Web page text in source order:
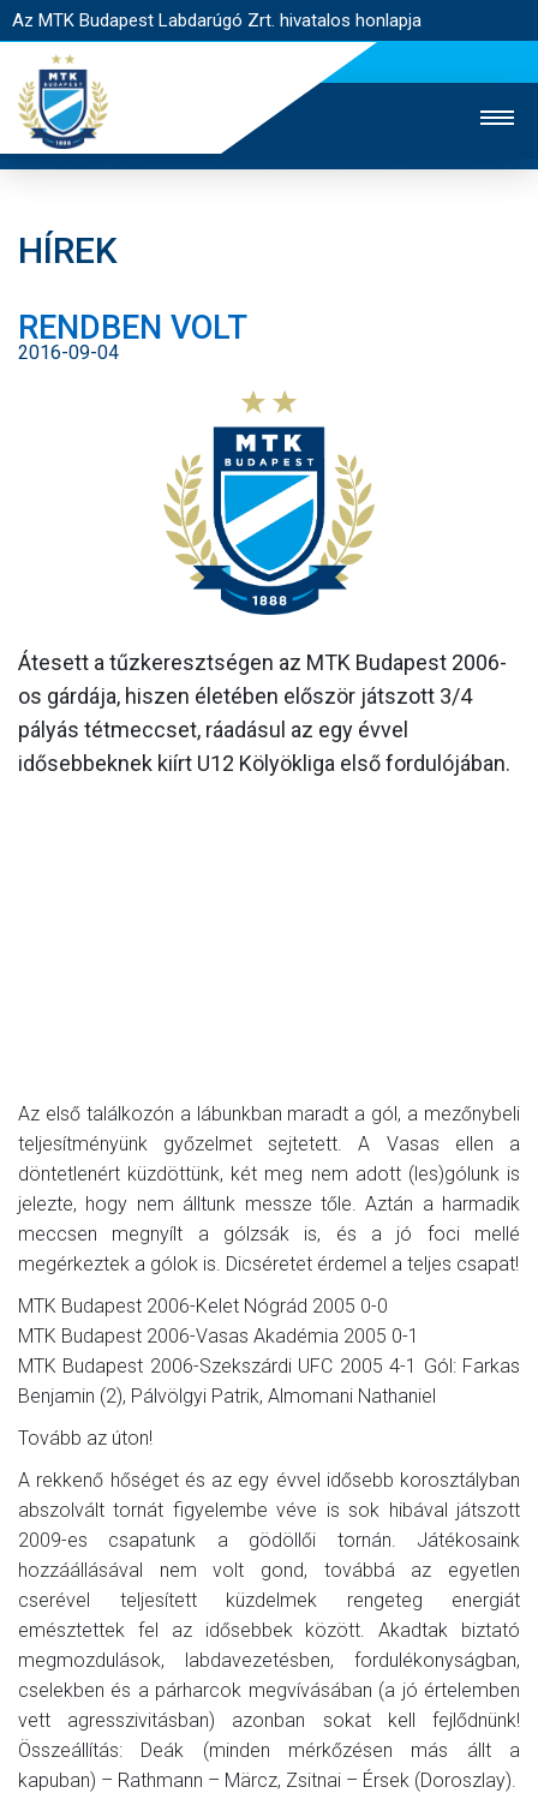
Az MTK Budapest Labdarúgó Zrt. hivatalos honlapja
JEGYÉRTÉKESÍTÉS
NYITÓLAP
HÍREK
CSAPATOK
MÉRKŐZÉSEK
GALÉRIA
SZURKOLÓI ÉLMÉNYEK
AKKREDITÁCIÓ
HÍREK
RENDBEN VOLT
2016-09-04
Átesett a tűzkeresztségen az MTK Budapest 2006-
os gárdája, hiszen életében először játszott 3/4
pályás tétmeccset, ráadásul az egy évvel
idősebbeknek kiírt U12 Kölyökliga első fordulójában.
Az első találkozón a lábunkban maradt a gól, a mezőnybeli
teljesítményünk győzelmet sejtetett. A Vasas ellen a
döntetlenért küzdöttünk, két meg nem adott (les)gólunk is
jelezte, hogy nem álltunk messze tőle. Aztán a harmadik
meccsen megnyílt a gólzsák is, és a jó foci mellé
megérkeztek a gólok is. Dicséretet érdemel a teljes csapat!
MTK Budapest 2006-Kelet Nógrád 2005 0-0
MTK Budapest 2006-Vasas Akadémia 2005 0-1
MTK Budapest 2006-Szekszárdi UFC 2005 4-1 Gól: Farkas
Benjamin (2), Pálvölgyi Patrik, Almomani Nathaniel
Tovább az úton!
A rekkenő hőséget és az egy évvel idősebb korosztályban
abszolvált tornát figyelembe véve is sok hibával játszott
2009-es csapatunk a gödöllői tornán. Játékosaink
hozzáállásával nem volt gond, továbbá az egyetlen
cserével teljesített küzdelmek rengeteg energiát
emésztettek fel az idősebbek között. Akadtak biztató
megmozdulások, labdavezetésben, fordulékonyságban,
cselekben és a párharcok megvívásában (a jó értelemben
vett agresszivitásban) azonban sokat kell fejlődnünk!
Összeállítás: Deák (minden mérkőzésen más állt a
kapuban) – Rathmann – Märcz, Zsitnai – Érsek (Doroszlay).